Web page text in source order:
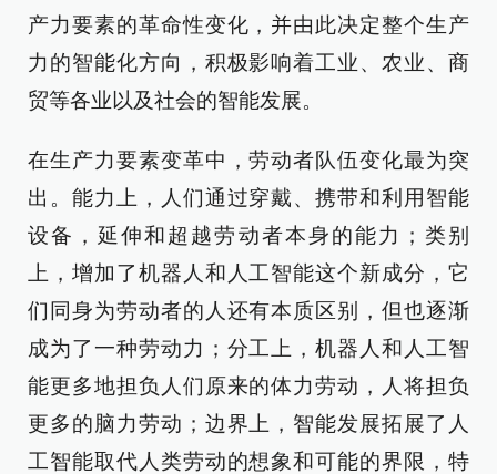
产力要素的革命性变化，并由此决定整个生产
力的智能化方向，积极影响着工业、农业、商
贸等各业以及社会的智能发展。
在生产力要素变革中，劳动者队伍变化最为突
出。能力上，人们通过穿戴、携带和利用智能
设备，延伸和超越劳动者本身的能力；类别
上，增加了机器人和人工智能这个新成分，它
们同身为劳动者的人还有本质区别，但也逐渐
成为了一种劳动力；分工上，机器人和人工智
能更多地担负人们原来的体力劳动，人将担负
更多的脑力劳动；边界上，智能发展拓展了人
工智能取代人类劳动的想象和可能的界限，特